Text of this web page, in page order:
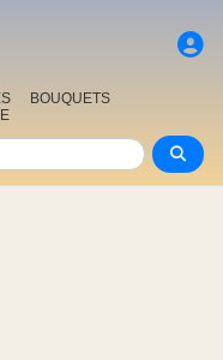
BOUQUETS